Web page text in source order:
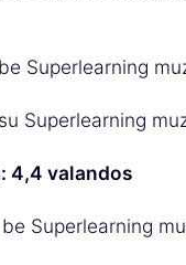
Superlearning
Superlearning
4,4 valandos
Superlearning